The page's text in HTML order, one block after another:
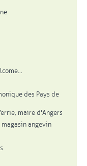
des Pays de
maire d'Angers
angevin